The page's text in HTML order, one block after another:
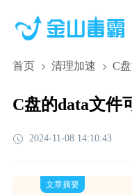
首页 清理加速 C
C盘的data文件
2024-11-08 14:10:43
文章摘要